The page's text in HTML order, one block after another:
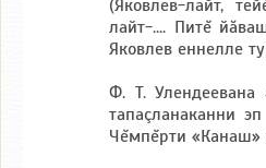
(Яковлев-лайт,
лайт-.... Питĕ
Яковлев еннелле
Ф. Т. Улендеевана
тапаçланаканни
Чĕмпĕрти «Канаш»